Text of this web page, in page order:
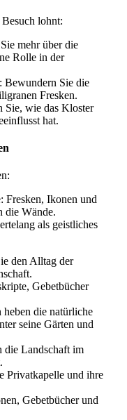
lohnt:
mehr über die
Rolle in der
Bewundern Sie die
Fresken.
Sie, wie das Kloster
hat.
Fresken, Ikonen und
die Wände.
als geistliches
den Alltag der
Gebetbücher
die natürliche
seine Gärten und
die Landschaft im
Privatkapelle und ihre
Gebetbücher und